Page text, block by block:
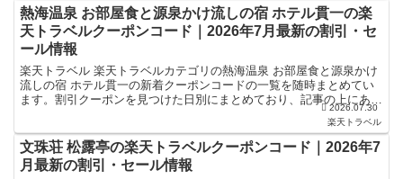
熱海温泉 お部屋食と源泉かけ流しの宿 ホテル貫一の楽
天トラベルクーポンコード｜2026年7月最新の割引・セ
ール情報
楽天トラベル 楽天トラベルカテゴリの熱海温泉 お部屋食と源泉かけ
流しの宿 ホテル貫一の新着クーポンコードの一覧を随時まとめてい
ます。割引クーポンを見つけた日別にまとめており、記事の上にある
ものが最新の割引クーポンになります。ホテル・旅館宿泊...2026.07.30
楽天トラベル
文珠荘 松露亭の楽天トラベルクーポンコード｜2026年7
月最新の割引・セール情報